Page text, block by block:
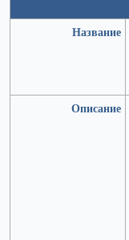
Название
Описание